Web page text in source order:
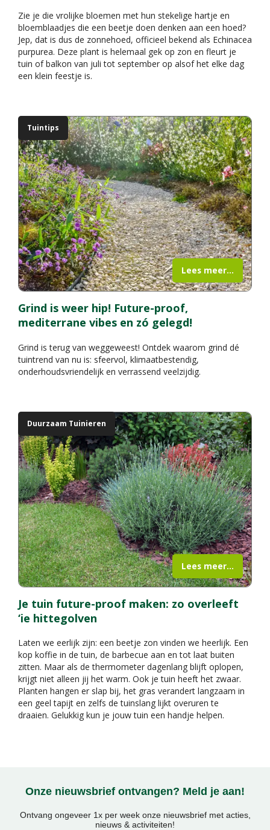
Zie je die vrolijke bloemen met hun stekelige hartje en
bloemblaadjes die een beetje doen denken aan een hoed?
Jep, dat is dus de zonnehoed, officieel bekend als Echinacea
purpurea. Deze plant is helemaal gek op zon en fleurt je
tuin of balkon van juli tot september op alsof het elke dag
een klein feestje is.
Grind is weer hip! Future-proof,
mediterrane vibes en zó gelegd!
Tuintips
Grind is terug van weggeweest! Ontdek waarom grind dé
tuintrend van nu is: sfeervol, klimaatbestendig,
onderhoudsvriendelijk en verrassend veelzijdig.
Lees meer...
Je tuin future-proof maken: zo overleeft
‘ie hittegolven
Duurzaam Tuinieren
Laten we eerlijk zijn: een beetje zon vinden we heerlijk. Een
kop koffie in de tuin, de barbecue aan en tot laat buiten
zitten. Maar als de thermometer dagenlang blijft oplopen,
krijgt niet alleen jij het warm. Ook je tuin heeft het zwaar.
Planten hangen er slap bij, het gras verandert langzaam in
een geel tapijt en zelfs de tuinslang lijkt overuren te
draaien. Gelukkig kun je jouw tuin een handje helpen.
Lees meer...
Onze nieuwsbrief ontvangen? Meld je aan!
Ontvang ongeveer 1x per week onze nieuwsbrief met acties,
nieuws & activiteiten!